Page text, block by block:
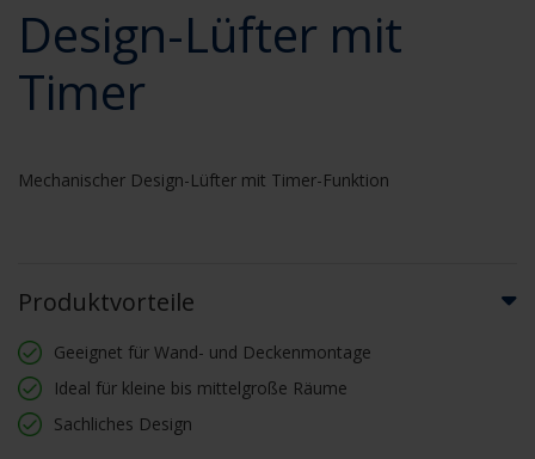
Design-Lüfter mit
Timer
Mechanischer Design-Lüfter mit Timer-Funktion
Produktvorteile
Geeignet für Wand- und Deckenmontage
Ideal für kleine bis mittelgroße Räume
Sachliches Design